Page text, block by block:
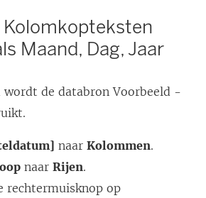
Kolomkopteksten
Maand, Dag, Jaar
de databron Voorbeeld -
naar Kolommen.
naar Rijen.
rechtermuisknop op